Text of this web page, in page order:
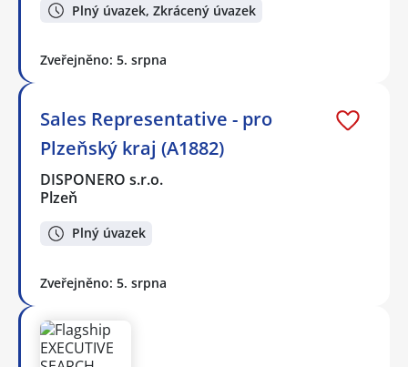
Plný úvazek, Zkrácený úvazek
Zveřejněno: 5. srpna
Sales Representative - pro
Plzeňský kraj (A1882)
DISPONERO s.r.o.
Plzeň
Plný úvazek
Zveřejněno: 5. srpna